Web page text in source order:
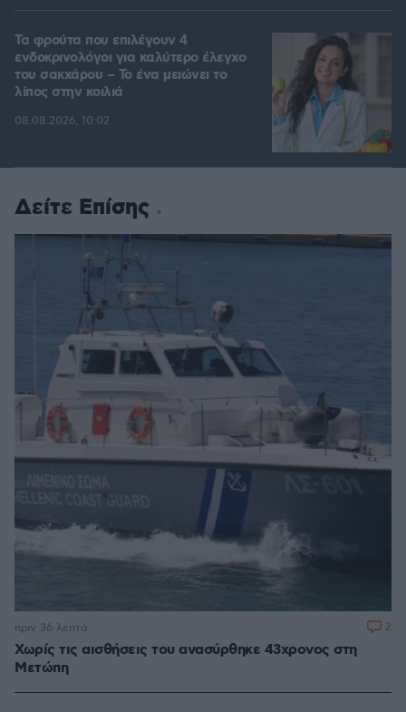
Τα φρούτα που επιλέγουν 4
ενδοκρινολόγοι για καλύτερο έλεγχο
του σακχάρου – Το ένα μειώνει το
λίπος στην κοιλιά
08.08.2026, 10:02
Δείτε Επίσης
Χωρίς τις αισθήσεις του ανασύρθηκε 43χρονος στη
Μετώπη
πριν 36 λεπτά 2